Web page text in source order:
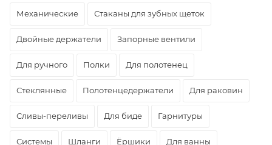
Механические Стаканы для зубных щеток
Двойные держатели Запорные вентили
Для ручного Полки Для полотенец
Стеклянные Полотенцедержатели Для раковин
Сливы-переливы Для биде Гарнитуры
Системы Шланги Ёршики Для ванны